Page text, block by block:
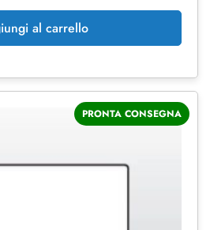
al carrello
PRONTA CONSEGNA